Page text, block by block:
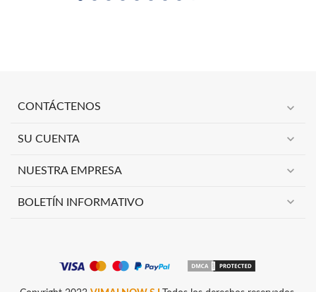
CONTÁCTENOS expand_more
SU CUENTA expand_more
NUESTRA EMPRESA expand_more
BOLETÍN INFORMATIVO expand_more